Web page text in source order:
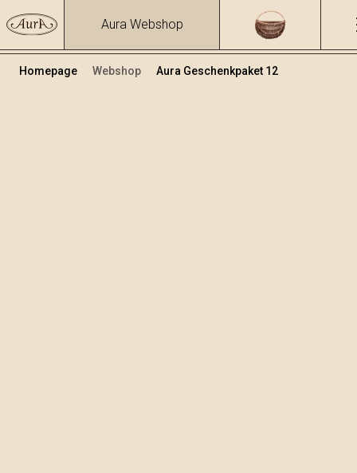
Aura Webshop
Homepage Webshop Aura Geschenkpaket 12